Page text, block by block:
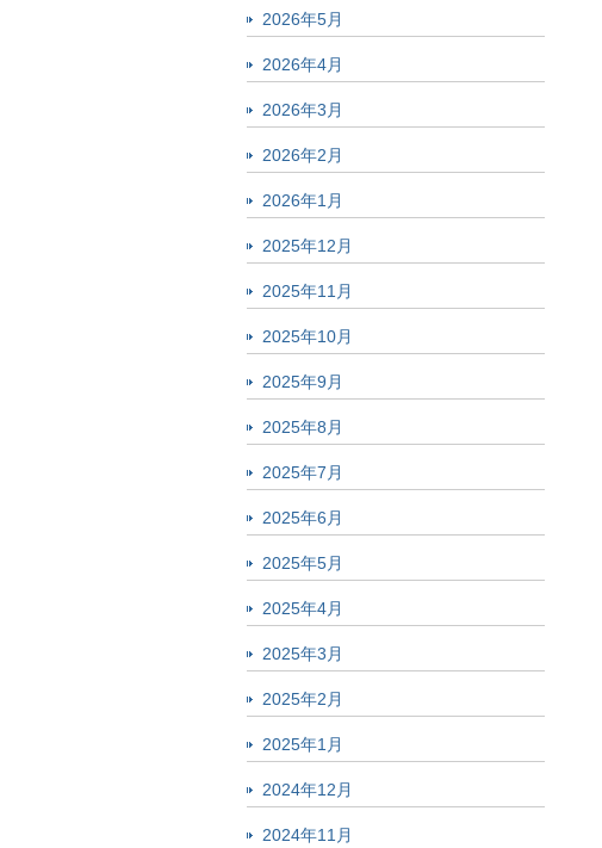
2026年5月
2026年4月
2026年3月
2026年2月
2026年1月
2025年12月
2025年11月
2025年10月
2025年9月
2025年8月
2025年7月
2025年6月
2025年5月
2025年4月
2025年3月
2025年2月
2025年1月
2024年12月
2024年11月